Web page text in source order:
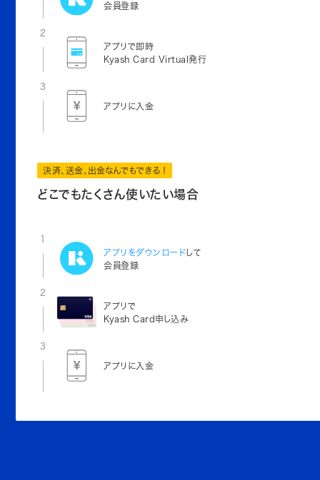
会員登録
2
アプリで即時
Kyash Card Virtual発行
3
アプリに入金
決済、送金、出金なんでもできる！
どこでもたくさん使いたい場合
1
アプリをダウンロードして
会員登録
2
アプリで
Kyash Card申し込み
3
アプリに入金